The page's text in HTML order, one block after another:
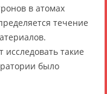
в атомах
течение
такие
было